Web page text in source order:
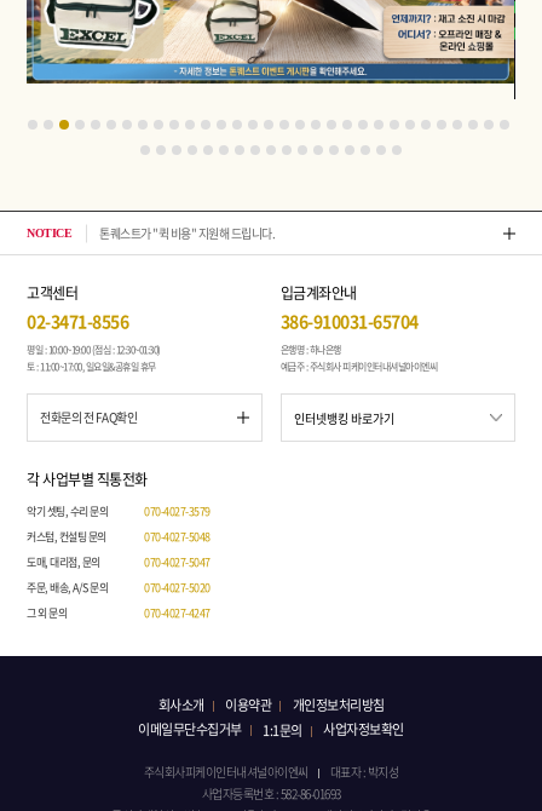
NOTICE
톤퀘스트가 "퀵 비용" 지원해 드립니다. 2026년 08월 뉴
고객센터
02-3471-8556
평일 : 10:00~19:00 (점심 : 12:30~01:30)
토 : 11:00~17:00, 일요일&공휴일 휴무
전화문의 전 FAQ확인
입금계좌안내
386-910031-65704
은행명 : 하나은행
예금주 : 주식회사 피케이인터내셔널아이엔씨
각 사업부별 직통전화
악기 셋팅, 수리 문의
070-4027-3579
커스텀, 컨설팅 문의
070-4027-5048
도매, 대리점, 문의
070-4027-5047
주문, 배송, A/S 문의
070-4027-5020
그 외 문의
070-4027-4247
회사소개 이용약관
개인정보처리방침
이메일무단수집거부
1:1문의 사업자정보확인
주식회사피케이인터내셔널아이엔씨
대표자 : 박지성
사업자등록번호 : 582-86-01693